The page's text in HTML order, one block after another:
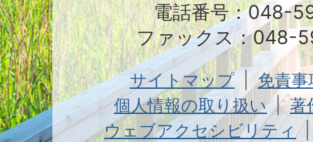
電話番号：048-
ファックス：048-
サイトマップ
免責
個人情報の取り扱い
著
ウェブアクセシビリティ